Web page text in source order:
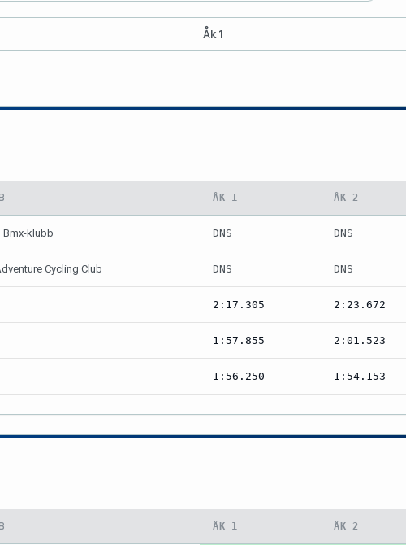
Åk 1
ÅK 1 ÅK 2
Bmx-klubb DNS DNS
Cycling Club DNS DNS
2:17.305 2:23.672
1:57.855 2:01.523
1:56.250 1:54.153
ÅK 1 ÅK 2